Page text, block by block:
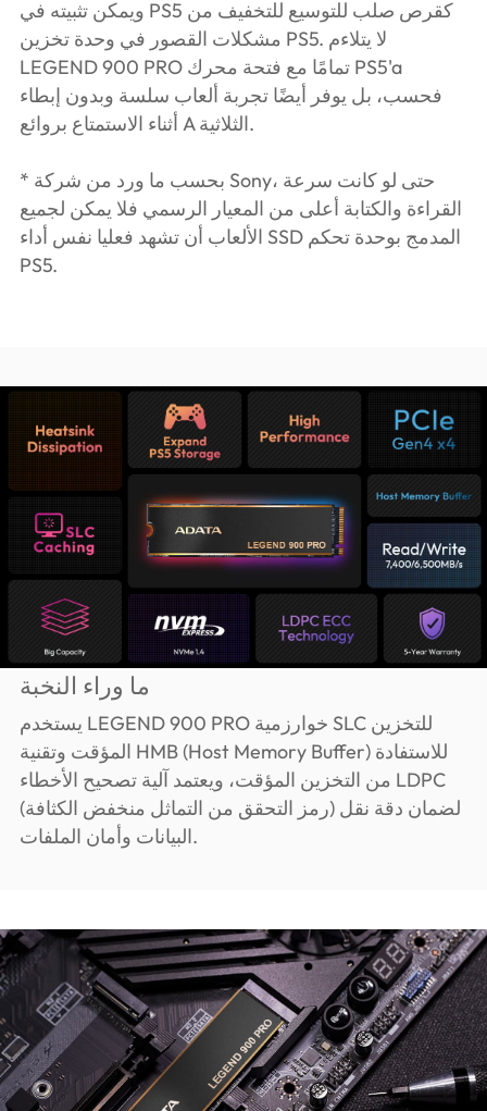
ويمكن تثبيته في PS5 كقرص صلب للتوسيع للتخفيف من
مشكلات القصور في وحدة تخزين PS5. لا يتلاءم
LEGEND 900 PRO تمامًا مع فتحة محرك PS5'a
فحسب، بل يوفر أيضًا تجربة ألعاب سلسة وبدون إبطاء
أثناء الاستمتاع بروائع A الثلاثية.
* بحسب ما ورد من شركة Sony، حتى لو كانت سرعة
القراءة والكتابة أعلى من المعيار الرسمي فلا يمكن لجميع
الألعاب أن تشهد فعليا نفس أداء SSD المدمج بوحدة تحكم
PS5.
ما وراء النخبة
يستخدم LEGEND 900 PRO خوارزمية SLC للتخزين
المؤقت وتقنية HMB (Host Memory Buffer) للاستفادة
من التخزين المؤقت، ويعتمد آلية تصحيح الأخطاء LDPC
(رمز التحقق من التماثل منخفض الكثافة) لضمان دقة نقل
البيانات وأمان الملفات.